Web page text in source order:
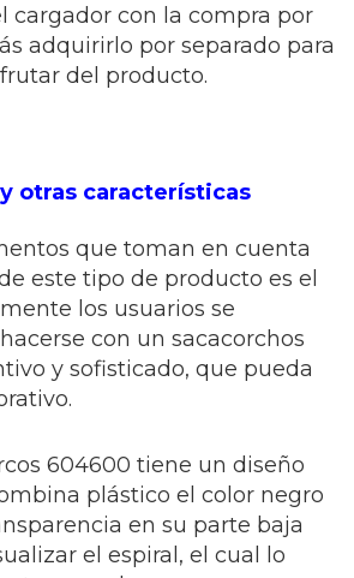
cargador con la compra por
adquirirlo por separado para
del producto.
otras características
que toman en cuenta
este tipo de producto es el
los usuarios se
con un sacacorchos
y sofisticado, que pueda
604600 tiene un diseño
plástico el color negro
en su parte baja
el espiral, el cual lo